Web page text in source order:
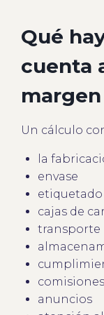
Qué
cuenta
margen
Un cálculo
la
envase
etiquetado
cajas de
transporte
anuncios